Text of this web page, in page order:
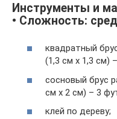
Инструменты и
• Сложность:
квадратный
(1,3 см х 1,3 см)
сосновый брус
см х 2 см) – 3
клей по дереву;